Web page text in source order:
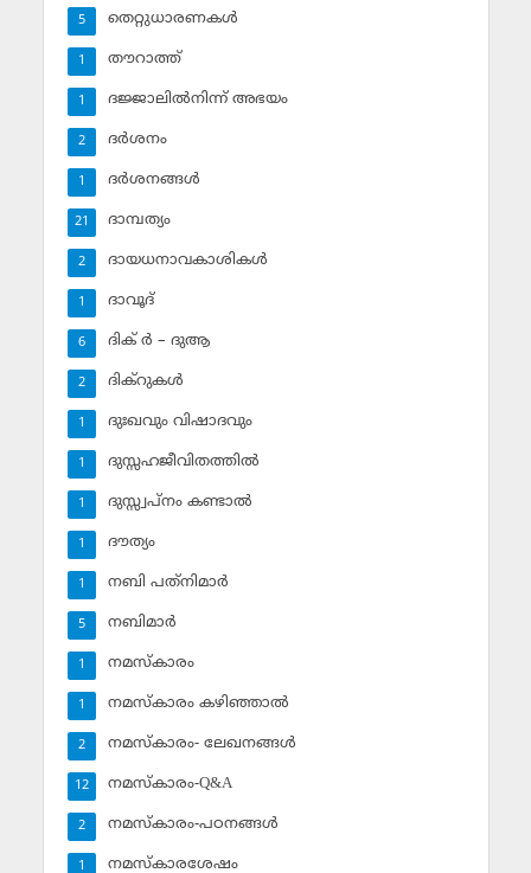
തെറ്റുധാരണകള്‍
5
തൗറാത്ത്
1
ദജ്ജാലില്‍നിന്ന് അഭയം
1
ദര്‍ശനം
2
ദര്‍ശനങ്ങള്‍
1
ദാമ്പത്യം
21
ദായധനാവകാശികള്‍
2
ദാവൂദ്‌
1
ദിക് ര്‍ – ദുആ
6
ദിക്‌റുകള്‍
2
ദുഃഖവും വിഷാദവും
1
ദുസ്സഹജീവിതത്തില്‍
1
ദുസ്സ്വപ്‌നം കണ്ടാല്‍
1
ദൗത്യം
1
നബി പത്‌നിമാര്‍
1
നബിമാര്‍
5
നമസ്‌കാരം
1
നമസ്‌കാരം കഴിഞ്ഞാല്‍
1
നമസ്‌കാരം- ലേഖനങ്ങള്‍
2
നമസ്‌കാരം-Q&A
12
നമസ്‌കാരം-പഠനങ്ങള്‍
2
നമസ്‌കാരശേഷം
1